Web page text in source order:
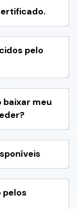
pelo
baixar meu
pelos